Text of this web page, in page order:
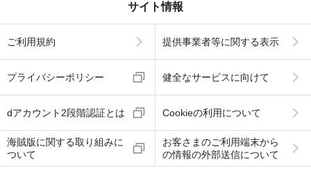
サイト情報
ご利用規約 提供事業者等に関する表示
プライバシーポリシー 健全なサービスに向けて
dアカウント2段階認証とは Cookieの利用について
海賊版に関する取り組みに
ついて
お客さまのご利用端末から
の情報の外部送信について